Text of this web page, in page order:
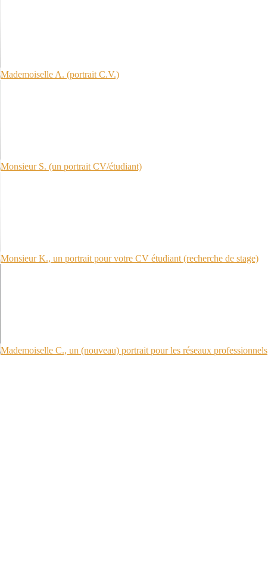
Mademoiselle A. (portrait C.V.)
Monsieur S. (un portrait CV/étudiant)
Monsieur K., un portrait pour votre CV étudiant (recherche de stage)
Mademoiselle C., un (nouveau) portrait pour les réseaux professionnels